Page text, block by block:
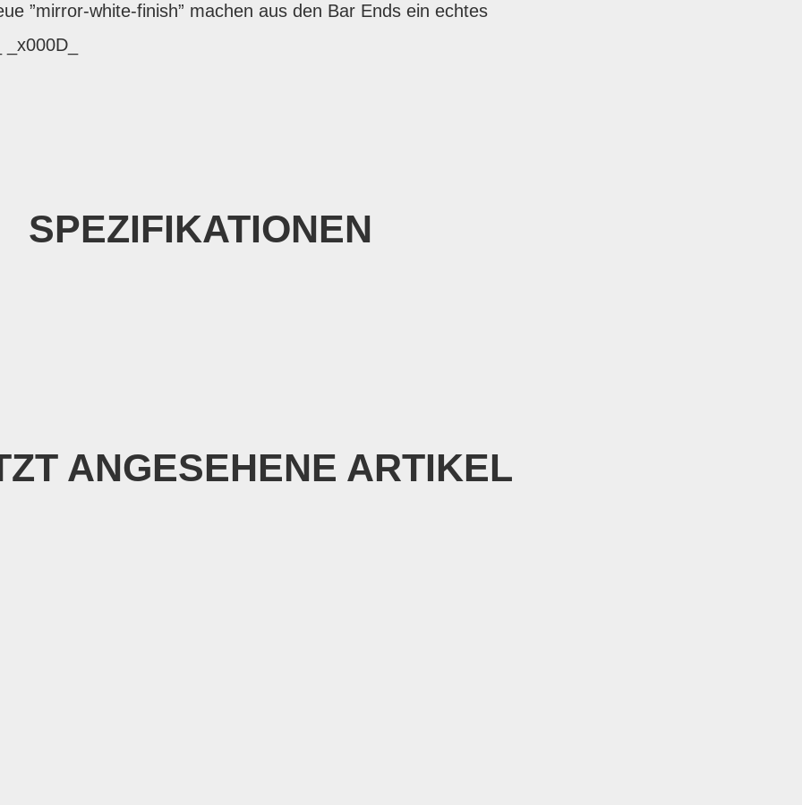
”mirror-white-finish” machen aus den Bar Ends ein echtes
SPEZIFIKATIONEN
ANGESEHENE ARTIKEL